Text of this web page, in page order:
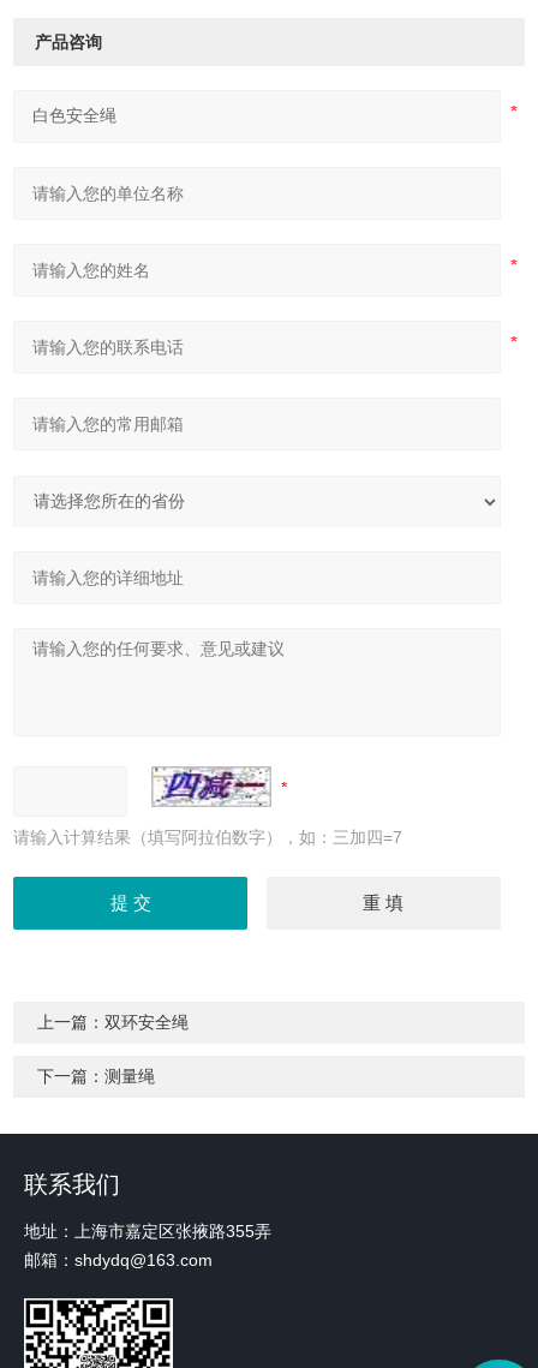
产品咨询
请输入计算结果（填写阿拉伯数字），如：三加四=7
上一篇：双环安全绳
下一篇：测量绳
联系我们
地址：上海市嘉定区张掖路355弄
邮箱：shdydq@163.com